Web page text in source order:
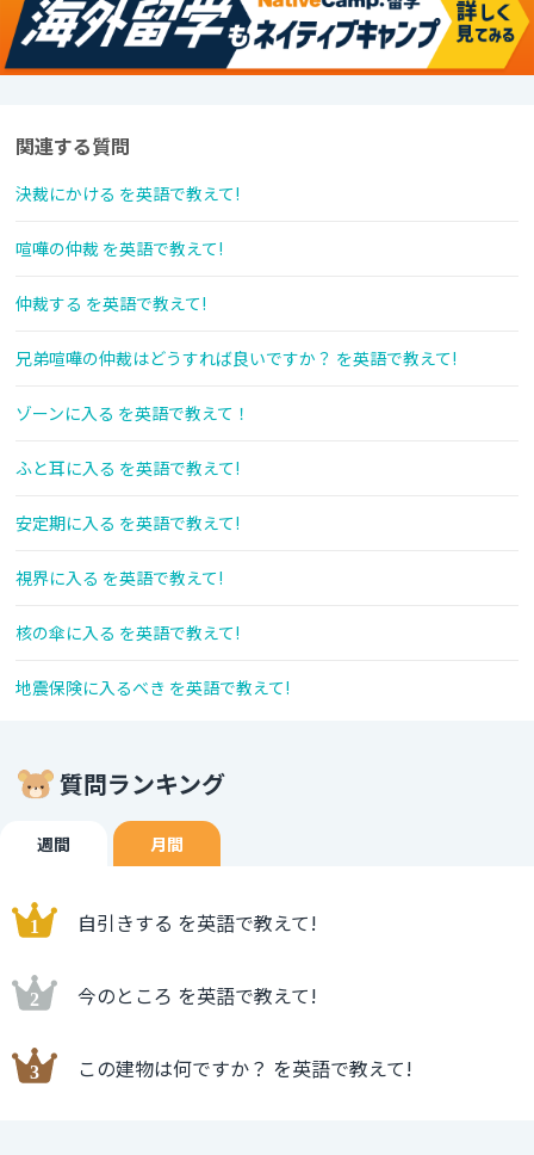
関連する質問
決裁にかける を英語で教えて!
喧嘩の仲裁 を英語で教えて!
仲裁する を英語で教えて!
兄弟喧嘩の仲裁はどうすれば良いですか？ を英語で教えて!
ゾーンに入る を英語で教えて！
ふと耳に入る を英語で教えて!
安定期に入る を英語で教えて!
視界に入る を英語で教えて!
核の傘に入る を英語で教えて!
地震保険に入るべき を英語で教えて!
質問ランキング
週間 月間
自引きする を英語で教えて!
今のところ を英語で教えて!
この建物は何ですか？ を英語で教えて!